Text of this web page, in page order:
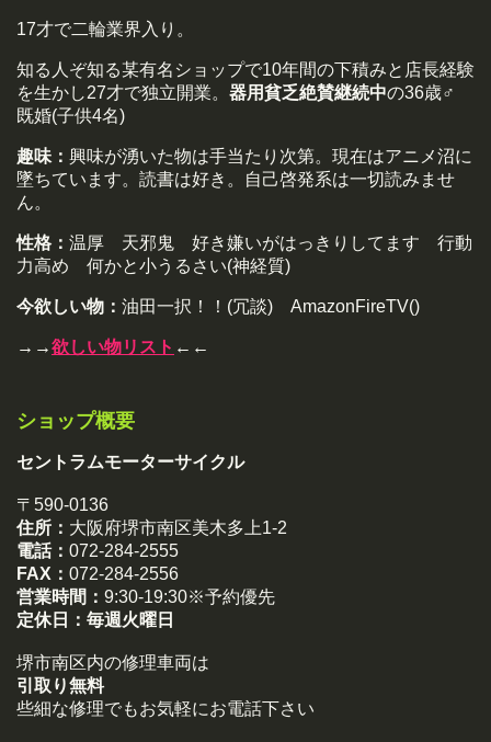
17才で二輪業界入り。
知る人ぞ知る某有名ショップで10年間の下積みと店長経験
を生かし27才で独立開業。 器用貧乏絶賛継続中の36歳♂
既婚(子供4名)
趣味： 興味が湧いた物は手当たり次第。現在はアニメ沼に
墜ちています。読書は好き。自己啓発系は一切読みませ
ん。
性格： 温厚 天邪鬼 好き嫌いがはっきりしてます 行動
力高め 何かと小うるさい(神経質)
今欲しい物： 油田一択！！(冗談) AmazonFireTV()
→→欲しい物リスト ←←
ショップ概要
セントラムモーターサイクル
〒590-0136
住所： 大阪府堺市南区美木多上1-2
電話： 072-284-2555
FAX： 072-284-2556
営業時間： 9:30-19:30※予約優先
定休日： 毎週火曜日
堺市南区内の修理車両は
引取り無料
些細な修理でもお気軽にお電話下さい